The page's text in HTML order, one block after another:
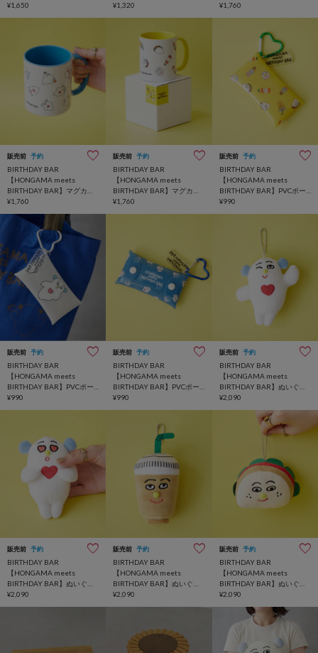
¥1,650
¥1,320
プ
¥1,760
販売前 予約
BIRTHDAY BAR
【HONGAMA meets
BIRTHDAY BAR】マグカッ
プ
¥1,760
販売前 予約
BIRTHDAY BAR
【HONGAMA meets
BIRTHDAY BAR】マグカッ
プ
¥1,760
販売前 予約
BIRTHDAY BAR
【HONGAMA meets
BIRTHDAY BAR】PVCポー
チ
¥990
販売前 予約
BIRTHDAY BAR
【HONGAMA meets
BIRTHDAY BAR】PVCポー
チ
¥990
販売前 予約
BIRTHDAY BAR
【HONGAMA meets
BIRTHDAY BAR】PVCポー
チ
¥990
販売前 予約
BIRTHDAY BAR
【HONGAMA meets
BIRTHDAY BAR】ぬいぐる
みチャーム
¥2,090
販売前 予約
BIRTHDAY BAR
【HONGAMA meets
BIRTHDAY BAR】ぬいぐる
みチャーム
¥2,090
販売前 予約
BIRTHDAY BAR
【HONGAMA meets
BIRTHDAY BAR】ぬいぐる
みチャーム
¥2,090
販売前 予約
BIRTHDAY BAR
【HONGAMA meets
BIRTHDAY BAR】ぬいぐる
みチャーム
¥2,090